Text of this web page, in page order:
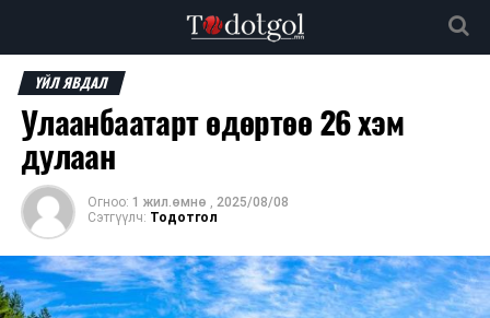
ҮЙЛ ЯВДАЛ
Улаанбаатарт өдөртөө 26 хэм
дулаан
Огноо: 1 жил.өмнө , 2025/08/08
Сэтгүүлч: Тодотгол